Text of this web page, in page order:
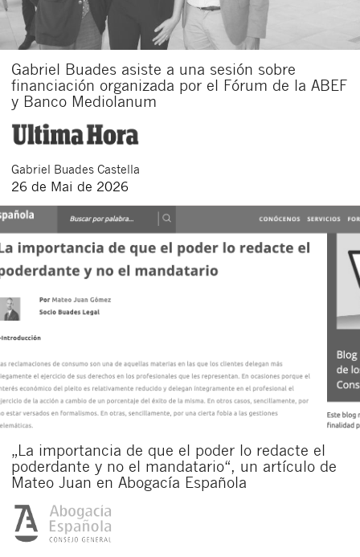
Gabriel Buades asiste a una sesión sobre
financiación organizada por el Fórum de la ABEF
y Banco Mediolanum
Gabriel Buades Castella
26 de Mai de 2026
„La importancia de que el poder lo redacte el
poderdante y no el mandatario“, un artículo de
Mateo Juan en Abogacía Española